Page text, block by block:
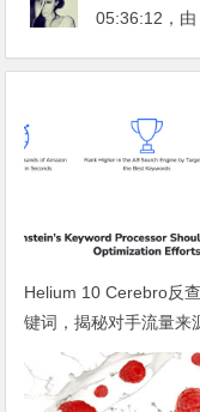
05:36:12 ，
Helium 10 Cerebro反
键词，揭秘对手流量来